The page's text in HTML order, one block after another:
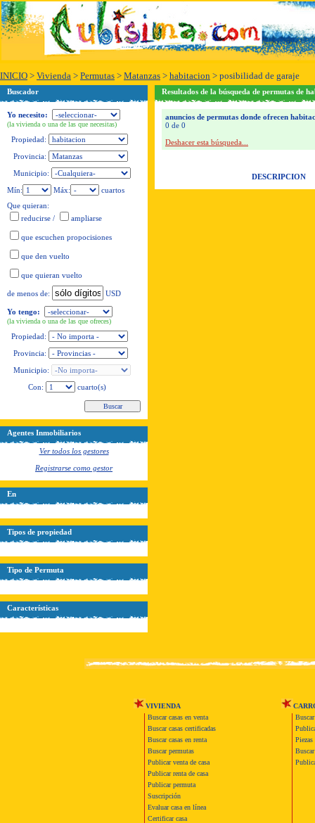
INICIO > Vivienda > Permutas > Matanzas > habitacion > posibilidad de garaje
Buscador
Yo necesito:
(la vivienda o una de las que necesitas)
Propiedad:
Provincia:
Municipio:
Mín:
Máx:
cuartos
Que quieran:
reducirse / ampliarse
que escuchen propocisiones
que den vuelto
que quieran vuelto
de menos de: USD
Yo tengo:
(la vivienda o una de las que ofreces)
Propiedad:
Provincia:
Municipio:
Con:
cuarto(s)
Agentes Inmobiliarios
Ver todos los gestores
Registrarse como gestor
En
Tipos de propiedad
Tipo de Permuta
Características
Resultados de la búsqueda de permutas de
anuncios de permutas donde ofrecen
0 de 0
Deshacer esta búsqueda...
DESCRIPCION
VIVIENDA
Buscar casas en venta
Buscar casas certificadas
Buscar casas en renta
Buscar permutas
Publicar venta de casa
Publicar renta de casa
Publicar permuta
Suscripción
Evaluar casa en línea
Certificar casa
Piezas